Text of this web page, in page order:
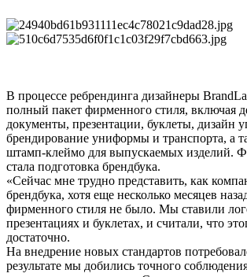
В процессе ребрендинга дизайнеры
полный пакет фирменного стиля, включая
документы, презентации, буклеты, дизайн
брендирование униформы и транспорта, а
штамп-клеймо для выпускаемых изделий.
стала подготовка брендбука.
«Сейчас мне трудно представить, как
брендбука, хотя еще несколько месяцев
фирменного стиля не было. Мы ставили
презентациях и буклетах, и считали, что
достаточно.
На внедрение новых стандартов
результате мы добились точного